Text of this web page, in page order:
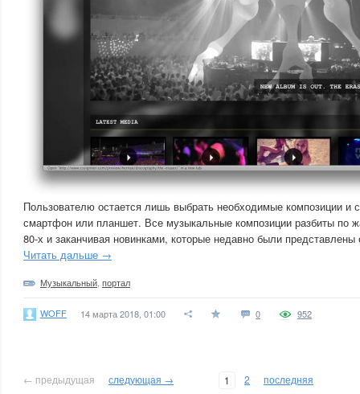
Пользователю остается лишь выбрать необходимые композиции и
смартфон или планшет. Все музыкальные композиции разбиты по
80-х и заканчивая новинками, которые недавно были представлены
Читать дальше →
Музыкальный портал
WOFF 14 марта 2018, 01:00 0 952
← предыдущая следующая → 1 2 последняя